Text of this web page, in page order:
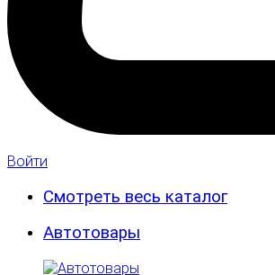
Войти
Смотреть весь каталог
Автотовары